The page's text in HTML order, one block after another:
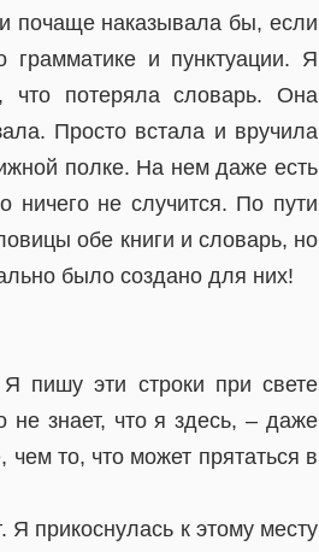
почаще наказывала бы, если
и пунктуации. Я
что потеряла словарь. Она
Просто встала и вручила
полке. На нем даже есть
не случится. По пути
обе книги и словарь, но
было создано для них!
пишу эти строки при свете
знает, что я здесь, – даже
то, что может прятаться в
прикоснулась к этому месту